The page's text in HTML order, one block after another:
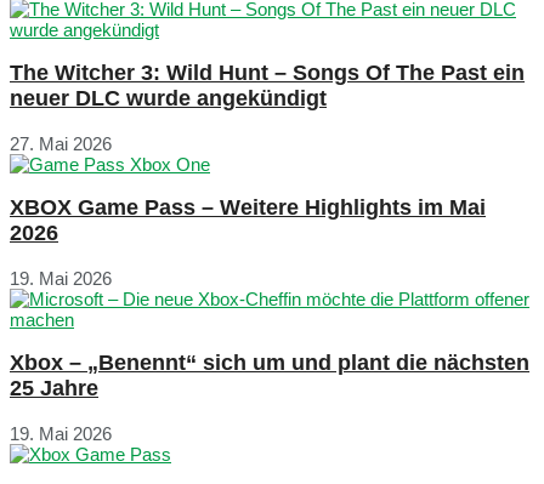
The Witcher 3: Wild Hunt – Songs Of The Past ein
neuer DLC wurde angekündigt
27. Mai 2026
XBOX Game Pass – Weitere Highlights im Mai
2026
19. Mai 2026
Xbox – „Benennt“ sich um und plant die nächsten
25 Jahre
19. Mai 2026